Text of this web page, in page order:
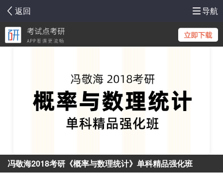
返回 导航
冯敬海2018考研《概率与数理统计》单科精品强化班